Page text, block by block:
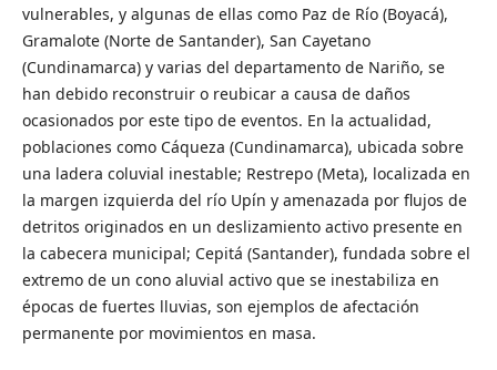
vulnerables, y algunas de ellas como Paz de Río (Boyacá),
Gramalote (Norte de Santander), San Cayetano
(Cundinamarca) y varias del departamento de Nariño, se
han debido reconstruir o reubicar a causa de daños
ocasionados por este tipo de eventos. En la actualidad,
poblaciones como Cáqueza (Cundinamarca), ubicada sobre
una ladera coluvial inestable; Restrepo (Meta), localizada en
la margen izquierda del río Upín y amenazada por flujos de
detritos originados en un deslizamiento activo presente en
la cabecera municipal; Cepitá (Santander), fundada sobre el
extremo de un cono aluvial activo que se inestabiliza en
épocas de fuertes lluvias, son ejemplos de afectación
permanente por movimientos en masa.